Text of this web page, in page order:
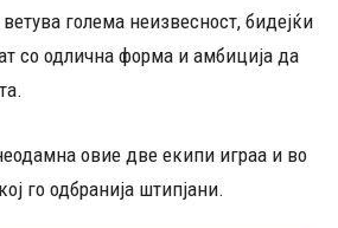
ветува голема неизвесност, бидејќи
со одлична форма и амбиција да
овие две екипи играа и во
го одбранија штипјани.